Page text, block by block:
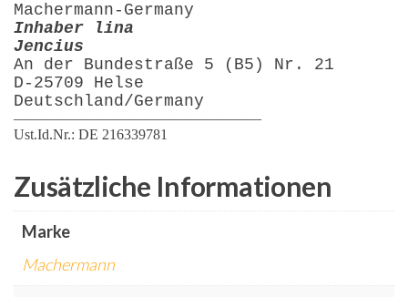
Machermann-Germany
Inhaber lina
Jencius
An der Bundestraße 5 (B5) Nr. 21
D-25709 Helse
Deutschland/Germany
—————————————————
Ust.Id.Nr.: DE 216339781
Zusätzliche Informationen
Marke
Machermann